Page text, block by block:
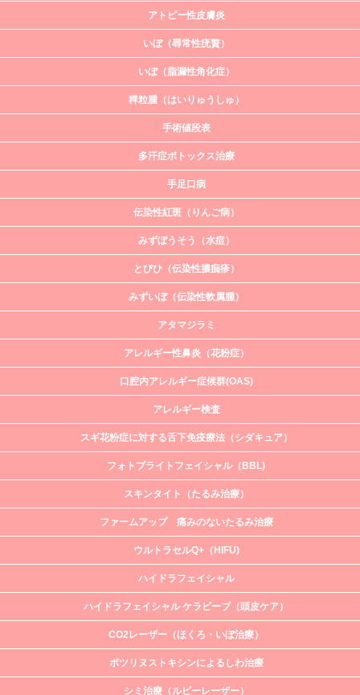
アトピー性皮膚炎
いぼ（尋常性疣贅）
いぼ（脂漏性角化症）
稗粒腫（はいりゅうしゅ）
手術値段表
多汗症ボトックス治療
手足口病
伝染性紅斑（りんご病）
みずぼうそう（水痘）
とびひ（伝染性膿痂疹）
みずいぼ（伝染性軟属腫）
アタマジラミ
アレルギー性鼻炎（花粉症）
口腔内アレルギー症候群(OAS)
アレルギー検査
スギ花粉症に対する舌下免疫療法（シダキュア）
フォトブライトフェイシャル（BBL)
スキンタイト（たるみ治療）
ファームアップ 痛みのないたるみ治療
ウルトラセルQ+（HIFU)
ハイドラフェイシャル
ハイドラフェイシャル ケラビーブ（頭皮ケア）
CO2レーザー（ほくろ・いぼ治療）
ボツリヌストキシンによるしわ治療
シミ治療（ルビーレーザー）